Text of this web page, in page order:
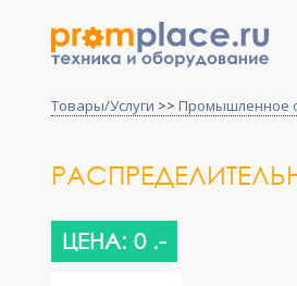
Товары/Услуги >> Промышленное
ЦЕНА: 0 .-